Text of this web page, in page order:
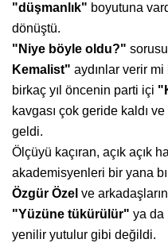
"düşmanlık" boyutuna
dönüştü.
"Niye böyle oldu?"
Kemalist" aydınlar verir
birkaç yıl öncenin parti içi
kavgası çok geride kaldı
geldi.
Ölçüyü kaçıran, açık açık
akademisyenleri bir yana
Özgür Özel ve
"Yüzüne tükürülür" ya da
yenilir yutulur gibi değildi.